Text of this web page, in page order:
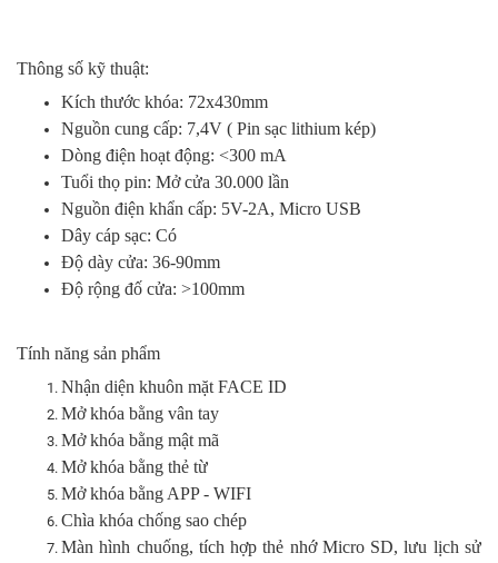
Thông số kỹ thuật:
Kích thước khóa: 72x430mm
Nguồn cung cấp: 7,4V ( Pin sạc lithium kép)
Dòng điện hoạt động: <300 mA
Tuổi thọ pin: Mở cửa 30.000 lần
Nguồn điện khẩn cấp: 5V-2A, Micro USB
Dây cáp sạc: Có
Độ dày cửa: 36-90mm
Độ rộng đố cửa: >100mm
Tính năng sản phẩm
Nhận diện khuôn mặt FACE ID
Mở khóa bằng vân tay
Mở khóa bằng mật mã
Mở khóa bằng thẻ từ
Mở khóa bằng APP - WIFI
Chìa khóa chống sao chép
Màn hình chuống, tích hợp thẻ nhớ Micro SD, lưu lịch sử